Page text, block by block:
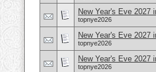
New Year's Eve 2027
topnye2026
New Year's Eve 2027
topnye2026
New Year's Eve 2027
topnye2026